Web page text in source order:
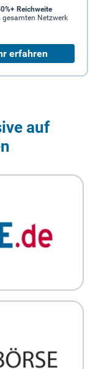
Reichweite
gesamten Netzwerk
erfahren
auf